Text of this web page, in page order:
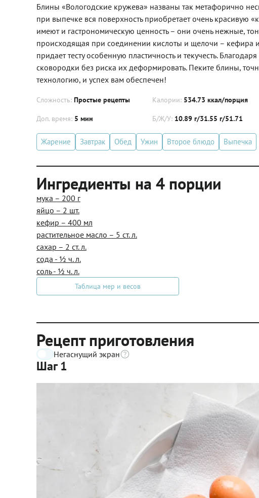
Блины «Вологодские кружева» названы так метафорично
при выпечке вся поверхность приобретает очень красивую
имеют и гастрономическую ценность – они очень нежные,
происходящая при соединении кислоты и щелочи – кефира
придает тесту особенную пластичность и текучесть.
сковородки без риска их деформировать. Пеките блины,
технологию, и успех вам обеспечен!
Сложность: Простые рецепты Калории: 534.73 ккал/порция
Доп. время: 5 мин Б/Ж/У: 10.89 г/31.55 г/51.71
Жарение Завтрак Обед Ужин Второе блюдо Выпечка
Ингредиенты на 4 порции
мука – 200 г
яйцо – 2 шт.
кефир – 400 мл
растительное масло – 5 ст. л.
сахар – 2 ст. л.
сода - ½ ч. л.
соль - ½ ч. л.
Таблица мер и весов
Рецепт приготовления
Негаснущий экран
Шаг 1